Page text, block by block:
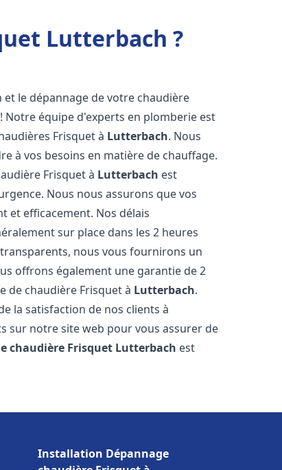
Lutterbach ?
le dépannage de votre chaudière
Notre équipe d'experts en plomberie est
Frisquet à Lutterbach. Nous
à vos besoins en matière de chauffage.
Frisquet à Lutterbach est
Nous nous assurons que vos
et efficacement. Nos délais
sur place dans les 2 heures
nous vous fournirons un
offrons également une garantie de 2
de chaudière Frisquet à Lutterbach.
la satisfaction de nos clients à
sur notre site web pour vous assurer de
chaudière Frisquet Lutterbach est
Installation Dépannage